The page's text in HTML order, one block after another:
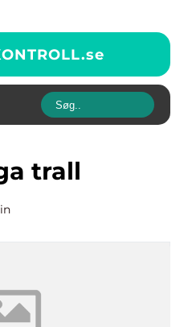
se
trall